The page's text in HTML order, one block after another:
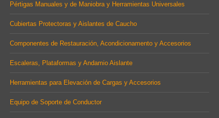
windowwindowwindow
Pértigas Manuales y de Maniobra y Herramientas Universales
Cubiertas Protectoras y Aislantes de Caucho
Componentes de Restauración, Acondicionamento y Accesorios
Escaleras, Plataformas y Andamio Aislante
Herramientas para Elevación de Cargas y Accesorios
Equipo de Soporte de Conductor